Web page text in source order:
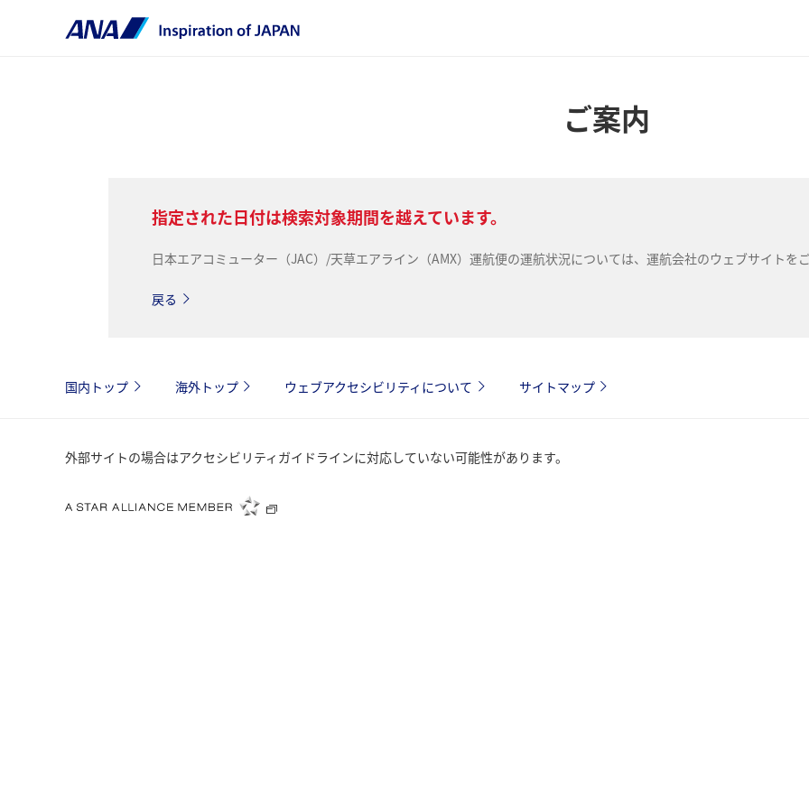
ご案内
指定された日付は検索対象期間を越えています。
日本エアコミューター（JAC）/天草エアライン（AMX）運航便の運航状況については、運航会社のウェブサイトを
戻る
国内トップ 海外トップ ウェブアクセシビリティについて サイトマップ
外部サイトの場合はアクセシビリティガイドラインに対応していない可能性があります。